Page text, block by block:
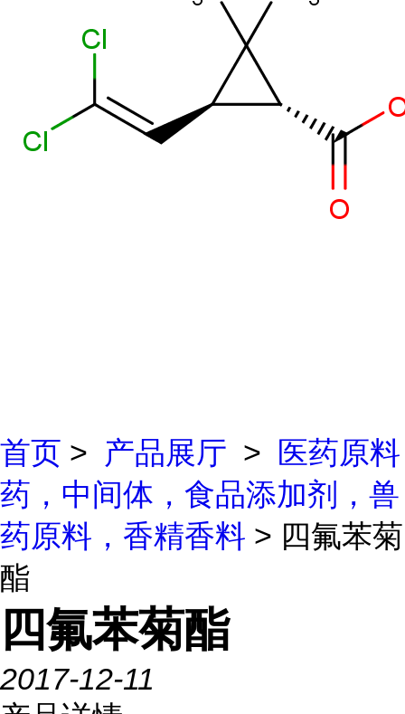
首页 > 产品展厅 >
医药原料
药，中间体，食品添加剂，兽
药原料，香精香料 > 四氟苯菊
酯
四氟苯菊酯
2017-12-11